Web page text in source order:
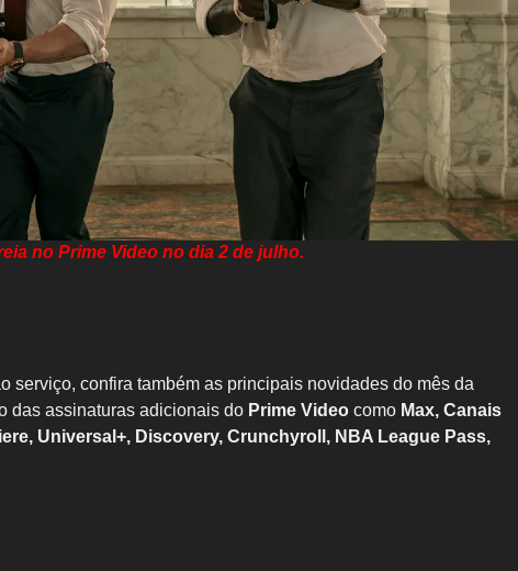
no Prime Video no dia 2 de julho.
serviço, confira também as principais novidades do mês da
das assinaturas adicionais do Prime Video como Max, Canais
Universal+, Discovery, Crunchyroll, NBA League Pass,